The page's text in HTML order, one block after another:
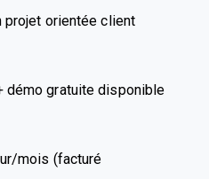
projet orientée client
démo gratuite disponible
mois (facturé